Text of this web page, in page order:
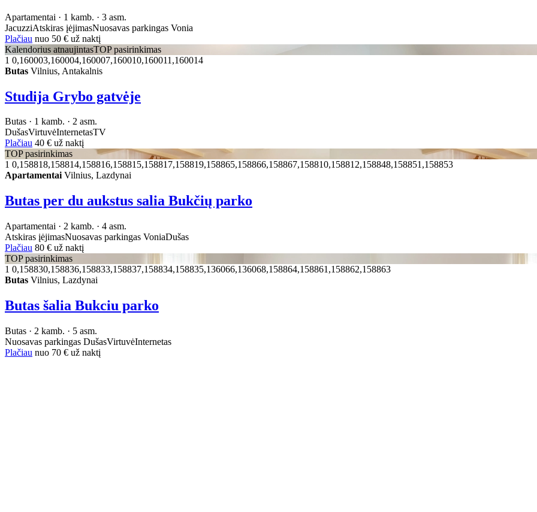
Apartamentai · 1 kamb. · 3 asm.
JacuzziAtskiras įėjimasNuosavas parkingas Vonia
Plačiau nuo 50 € už naktį
Kalendorius atnaujintasTOP pasirinkimas
1 0,160003,160004,160007,160010,160011,160014
Butas Vilnius, Antakalnis
Studija Grybo gatvėje
Butas · 1 kamb. · 2 asm.
DušasVirtuvėInternetasTV
Plačiau 40 € už naktį
TOP pasirinkimas
1 0,158818,158814,158816,158815,158817,158819,158865,158866,158867,158810,158812,158848,158851,158853
ApartamentaiVilnius, Lazdynai
Butas per du aukstus salia Bukčių parko
Apartamentai · 2 kamb. · 4 asm.
Atskiras įėjimasNuosavas parkingas VoniaDušas
Plačiau 80 € už naktį
TOP pasirinkimas
1 0,158830,158836,158833,158837,158834,158835,136066,136068,158864,158861,158862,158863
Butas Vilnius, Lazdynai
Butas šalia Bukciu parko
Butas · 2 kamb. · 5 asm.
Nuosavas parkingas DušasVirtuvėInternetas
Plačiau nuo 70 € už naktį